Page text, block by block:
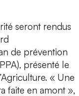
seront rendus
de prévention
présenté le
« Une
faite en amont »,